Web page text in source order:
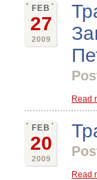
FEB
27
2009
Read
FEB
20
2009
Read